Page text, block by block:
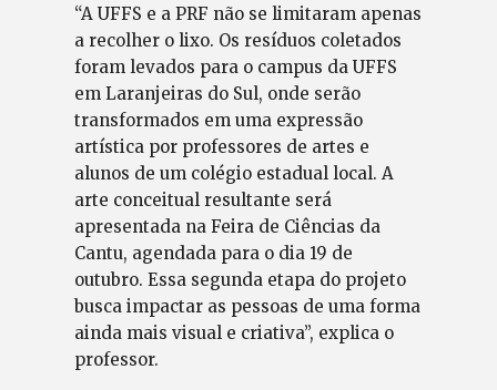
“A UFFS e a PRF não se limitaram apenas
a recolher o lixo. Os resíduos coletados
foram levados para o campus da UFFS
em Laranjeiras do Sul, onde serão
transformados em uma expressão
artística por professores de artes e
alunos de um colégio estadual local. A
arte conceitual resultante será
apresentada na Feira de Ciências da
Cantu, agendada para o dia 19 de
outubro. Essa segunda etapa do projeto
busca impactar as pessoas de uma forma
ainda mais visual e criativa”, explica o
professor.